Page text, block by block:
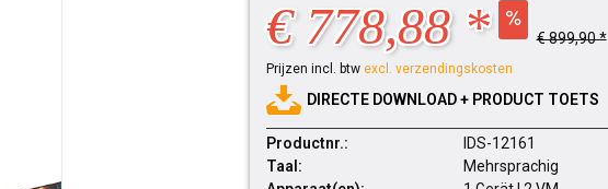
€ 778,88 * € 899,90 *
Prijzen incl. btw excl. verzendingskosten
DIRECTE DOWNLOAD + PRODUCT TOETS
Productnr.:
IDS-12161
Taal:
Mehrsprachig